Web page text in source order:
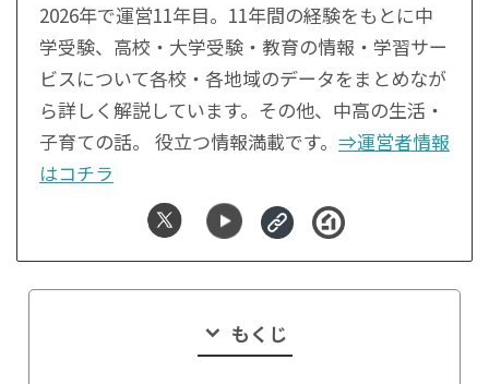
2026年で運営11年目。11年間の経験をもとに中
学受験、高校・大学受験・教育の情報・学習サー
ビスについて各校・各地域のデータをまとめなが
ら詳しく解説しています。その他、中高の生活・
子育ての話。 役立つ情報満載です。 ⇒運営者情報
はコチラ
もくじ